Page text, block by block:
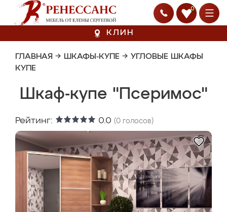
0
КЛИН
ГЛАВНАЯ → ШКАФЫ-КУПЕ → УГЛОВЫЕ ШКАФЫ
КУПЕ
Шкаф-купе "Псеримос"
Рейтинг: 0.0 (0 голосов)